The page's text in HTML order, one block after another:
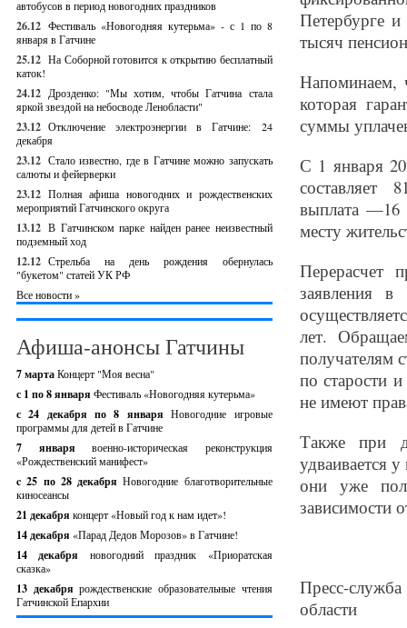
автобусов в период новогодних праздников
26.12 Фестиваль «Новогодняя кутерьма» - с 1 по 8
января в Гатчине
25.12 На Соборной готовится к открытию бесплатный
каток!
24.12 Дрозденко: "Мы хотим, чтобы Гатчина стала
яркой звездой на небосводе Ленобласти"
23.12 Отключение электроэнергии в Гатчине: 24
декабря
23.12 Стало известно, где в Гатчине можно запускать
салюты и фейерверки
23.12 Полная афиша новогодних и рождественских
мероприятий Гатчинского округа
13.12 В Гатчинском парке найден ранее неизвестный
подземный ход
12.12 Стрельба на день рождения обернулась
"букетом" статей УК РФ
Все новости »
Афиша-анонсы Гатчины
7 мартаКонцерт "Моя весна"
с 1 по 8 января Фестиваль «Новогодняя кутерьма»
с 24 декабря по 8 январяНовогодние игровые
программы для детей в Гатчине
7 январявоенно-историческая реконструкция
«Рождественский манифест»
c 25 по 28 декабряНовогодние благотворительные
киносеансы
21 декабря концерт «Новый год к нам идет»!
14 декабря «Парад Дедов Морозов» в Гатчине!
14 декабря новогодний праздник «Приоратская
сказка»
13 декабрярождественские образовательные чтения
Гатчинской Епархии
Петербурге
тысяч
Напоминаем,
которая
суммы
С 1 января
составляет
выплата —16
месту
Перерасчет
заявления
лет.
получателям
по старости
не имеют
Также при
удваивается
они уже
зависимости
Пресс-
области